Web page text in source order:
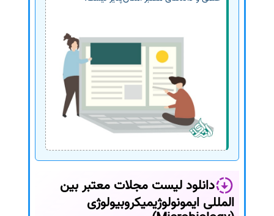
دانلود لیست مجلات معتبر بین
المللی ایمونولوژیمیکروبیولوژی